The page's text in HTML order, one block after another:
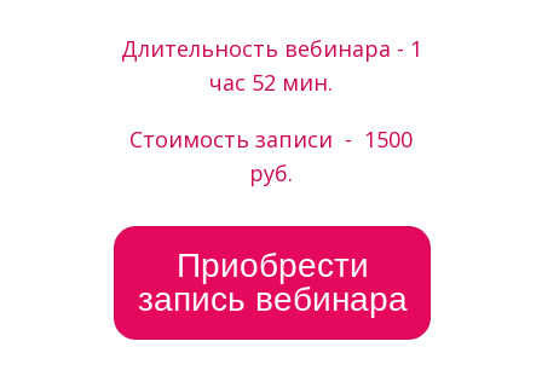
Длительность вебинара - 1
час 52 мин.
Стоимость записи - 1500
руб.
Приобрести
запись вебинара